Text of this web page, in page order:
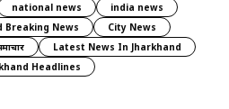
national news
india news
Breaking News
City News
Latest News In Jharkhand
Headlines